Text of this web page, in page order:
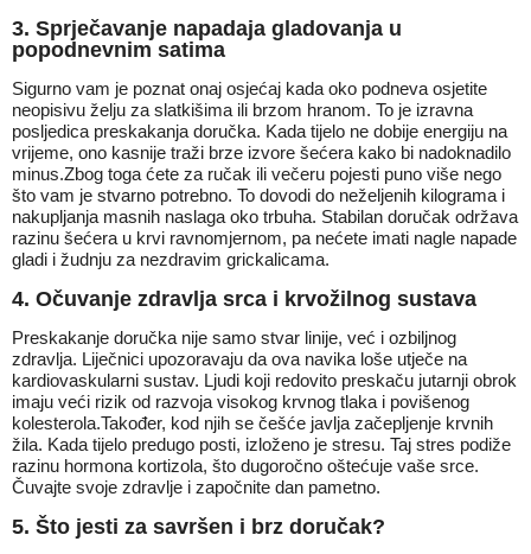
3. Sprječavanje napadaja gladovanja u
popodnevnim satima
Sigurno vam je poznat onaj osjećaj kada oko podneva osjetite
neopisivu želju za slatkišima ili brzom hranom. To je izravna
posljedica preskakanja doručka. Kada tijelo ne dobije energiju na
vrijeme, ono kasnije traži brze izvore šećera kako bi nadoknadilo
minus.Zbog toga ćete za ručak ili večeru pojesti puno više nego
što vam je stvarno potrebno. To dovodi do neželjenih kilograma i
nakupljanja masnih naslaga oko trbuha. Stabilan doručak održava
razinu šećera u krvi ravnomjernom, pa nećete imati nagle napade
gladi i žudnju za nezdravim grickalicama.
4. Očuvanje zdravlja srca i krvožilnog sustava
Preskakanje doručka nije samo stvar linije, već i ozbiljnog
zdravlja. Liječnici upozoravaju da ova navika loše utječe na
kardiovaskularni sustav. Ljudi koji redovito preskaču jutarnji obrok
imaju veći rizik od razvoja visokog krvnog tlaka i povišenog
kolesterola.Također, kod njih se češće javlja začepljenje krvnih
žila. Kada tijelo predugo posti, izloženo je stresu. Taj stres podiže
razinu hormona kortizola, što dugoročno oštećuje vaše srce.
Čuvajte svoje zdravlje i započnite dan pametno.
5. Što jesti za savršen i brz doručak?